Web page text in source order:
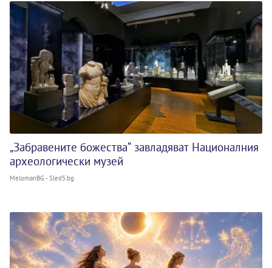
„Забравените божества“ завладяват Националния
археологически музей
MelomanBG - Sled5.bg